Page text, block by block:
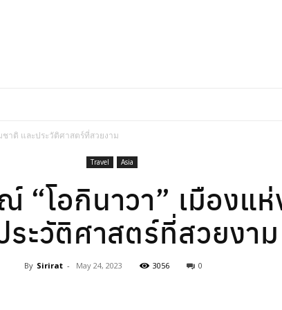
ชาติ และประวัติศาสตร์ที่สวยงาม
Travel Asia
“โอกินาวา” เมืองแ
ระวัติศาสตร์ที่สวยงาม
By Sirirat - May 24, 2023 3056 0